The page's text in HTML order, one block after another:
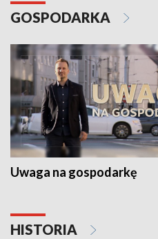
GOSPODARKA
Uwaga na gospodarkę
HISTORIA